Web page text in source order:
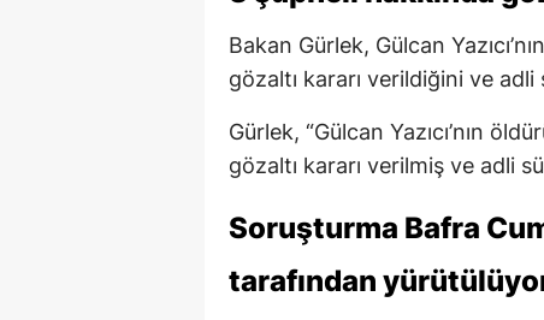
Bakan Gürlek, Gülcan
gözaltı kararı verildiğini ve adli
Gürlek, “Gülcan Yazıcı’nın
gözaltı kararı verilmiş ve adli
Soruşturma Bafra
tarafından